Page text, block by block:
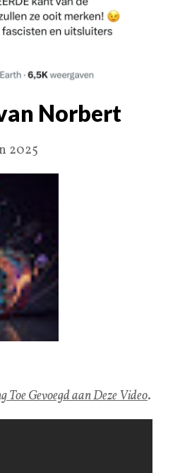
Norbert
2025
Toe Gevoegd aan Deze Video.